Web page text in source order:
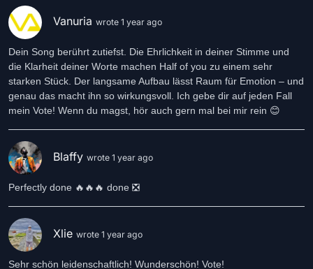
Vanuria wrote 1 year ago
Dein Song berührt zutiefst. Die Ehrlichkeit in deiner Stimme und
die Klarheit deiner Worte machen Half of you zu einem sehr
starken Stück. Der langsame Aufbau lässt Raum für Emotion – und
genau das macht ihn so wirkungsvoll. Ich gebe dir auf jeden Fall
mein Vote! Wenn du magst, hör auch gern mal bei mir rein 😊
Blaffy wrote 1 year ago
Perfectly done 🔥🔥🔥 done ❎
Xlie wrote 1 year ago
Sehr schön leidenschaftlich! Wunderschön! Vote!